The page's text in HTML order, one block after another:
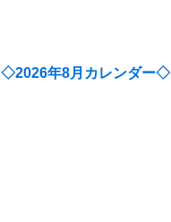
◇2026年8月カレンダー◇